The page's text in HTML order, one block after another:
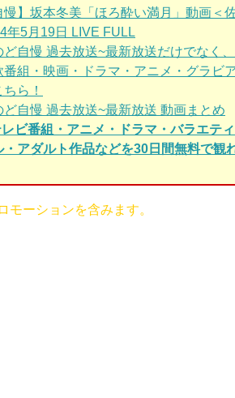
慢】坂本冬美「ほろ酔い満月」動画＜
年5月19日 LIVE FULL
ど自慢 過去放送~最新放送だけでなく
番組・映画・ドラマ・アニメ・グラビ
ら！
ど自慢 過去放送~最新放送 動画まとめ
ビ番組・アニメ・ドラマ・バラエテ
・アダルト作品などを30日間無料で観
モーションを含みます。